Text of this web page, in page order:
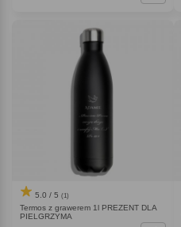
5.0 / 5 (1)
Termos z grawerem 1l PREZENT DLA
PIELGRZYMA